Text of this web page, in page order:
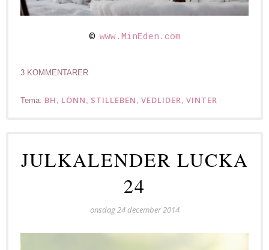
© www.MinEden.com
3 KOMMENTARER
Tema: BH LÖNN STILLEBEN VEDLIDER VINTER
JULKALENDER LUCKA
24
onsdag 24 december 2014